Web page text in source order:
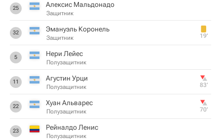
25 Алексис Мальдонадо
Защитник
32 Эмануэль Коронель
Защитник 19‎’‎
5 Нери Лейес
Полузащитник
11 Агустин Урци
Полузащитник 83‎’‎
22 Хуан Альварес
Полузащитник 70‎’‎
23 Рейналдо Ленис
Полузащитник